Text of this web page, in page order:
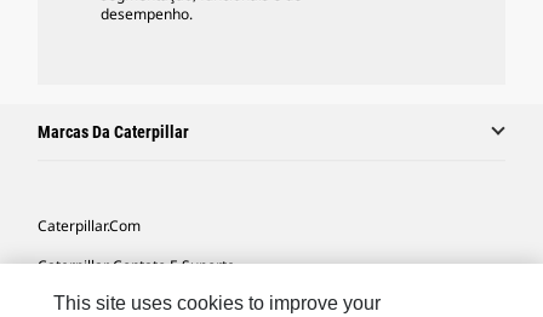
desempenho.
Marcas Da Caterpillar
Caterpillar.com
Caterpillar Contato E Suporte
Minhas Preferências De Marketing
This site uses cookies to improve your